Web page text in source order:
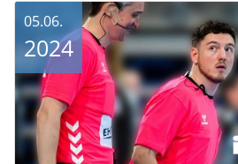
05.06.
2024